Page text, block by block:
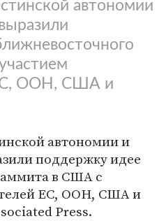
автономии
ООН, США и
автономии и
поддержку идее
в США с
ЕС, ООН, США и
Press.